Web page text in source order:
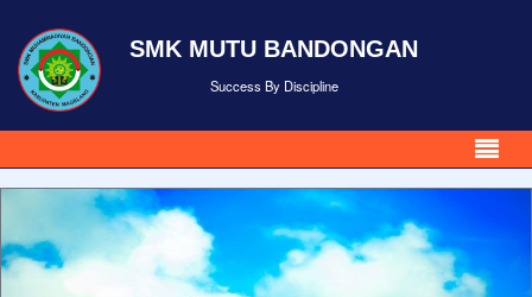
SMK MUTU BANDONGAN
Success By Discipline